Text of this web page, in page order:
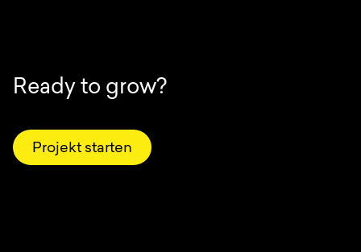
Ready to grow?
Projekt starten